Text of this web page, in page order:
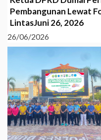
Pembangunan Lewat
LintasJuni 26, 2026
26/06/2026